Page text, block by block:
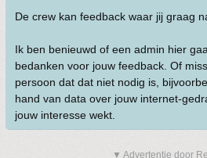
De crew kan feedback waar jij graag
Ik ben benieuwd of een admin hier
bedanken voor jouw feedback. Of
persoon dat dat niet nodig is,
hand van data over jouw internet-
jouw interesse wekt.
▼ Advertentie door